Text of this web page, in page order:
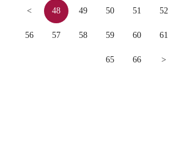
< 48 49 50 51 52
56 57 58 59 60 61
65 66 >